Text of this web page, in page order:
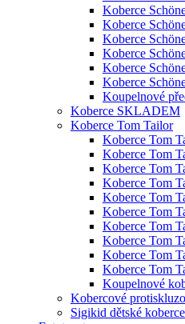
Koberce
Koberce
Koberce
Koberce
Koberce
Koberce
Koupelnové
Koberce SKLADEM
Koberce Tom Tailor
Koberce Tom
Koberce Tom
Koberce Tom
Koberce Tom
Koberce Tom
Koberce Tom
Koberce Tom
Koberce Tom
Koberce Tom
Koberce Tom
Koupelnové
Kobercové
Sigikid dětské koberce